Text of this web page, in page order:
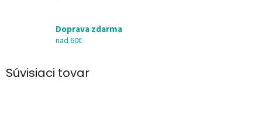
Doprava zdarma
nad 60€
Súvisiaci tovar